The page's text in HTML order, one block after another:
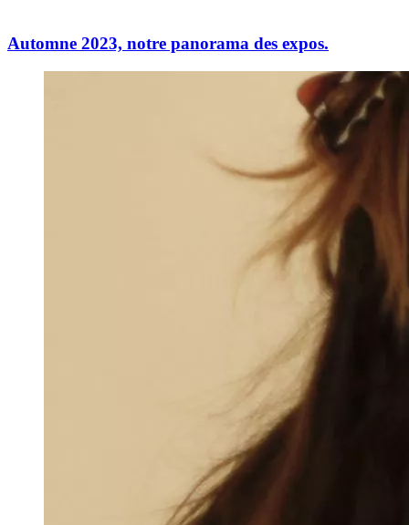
Automne 2023, notre panorama des expos.